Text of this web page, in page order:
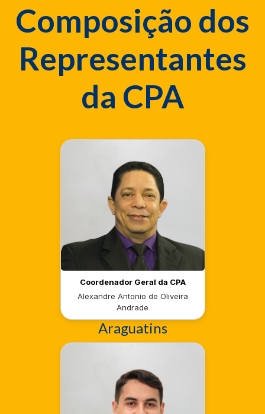
Composição dos
Representantes
da CPA
Coordenador Geral da CPA
Alexandre Antonio de Oliveira
Andrade
Araguatins